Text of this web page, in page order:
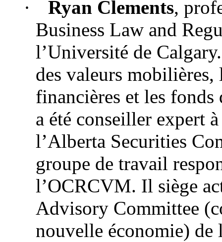
·
Ryan Clements,
Business Law and
l’Université de
des valeurs
financières et les
a été conseiller expert
l’Alberta Securities
groupe de travail
l’OCRCVM. Il siège
Advisory Committee
nouvelle économie) de